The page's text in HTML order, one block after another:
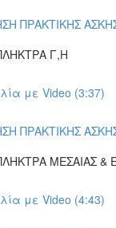
ΠΡΑΚΤΙΚΗΣ
Γ,Η
με Video (3:37)
ΠΡΑΚΤΙΚΗΣ
ΜΕΣΑΙΑΣ &
με Video (4:43)